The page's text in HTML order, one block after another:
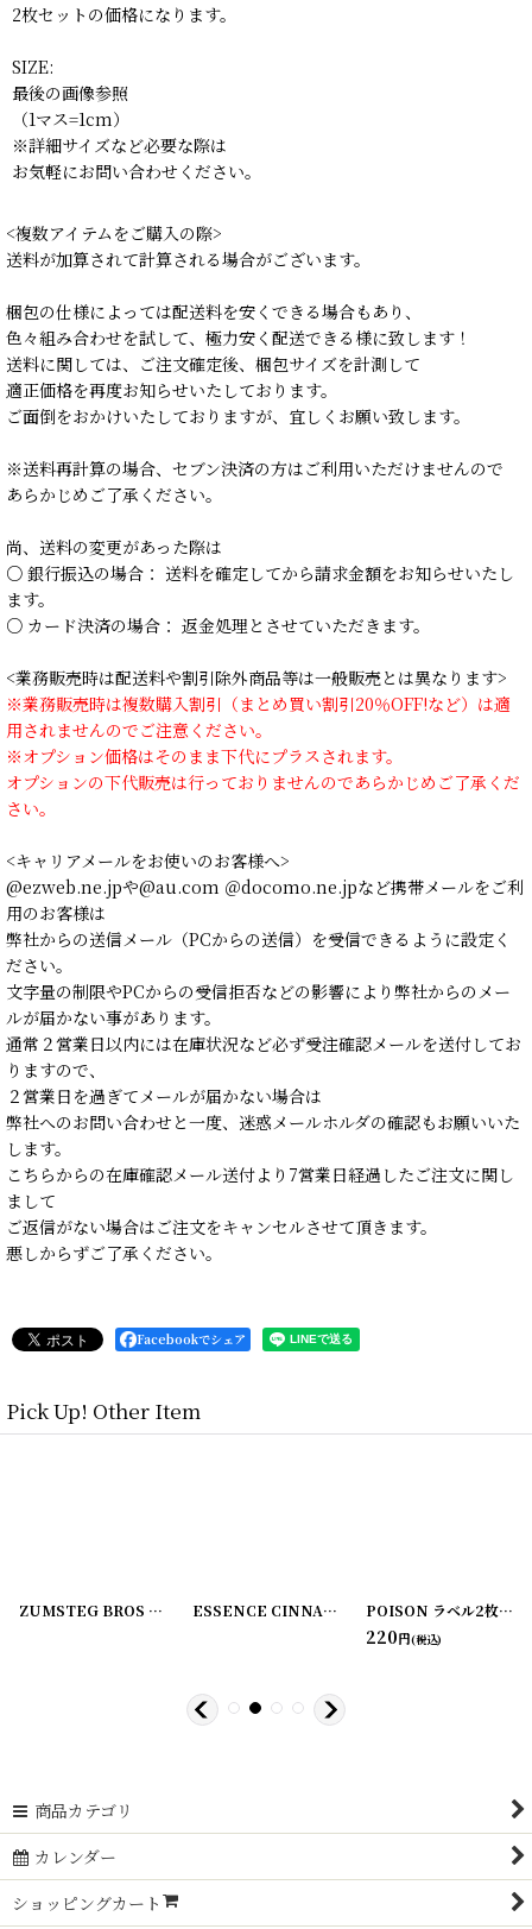
2枚セットの価格になります。
SIZE:
最後の画像参照
（1マス=1cm）
※詳細サイズなど必要な際は
お気軽にお問い合わせください。
<複数アイテムをご購入の際>
送料が加算されて計算される場合がございます。
梱包の仕様によっては配送料を安くできる場合もあり、
色々組み合わせを試して、極力安く配送できる様に致します！
送料に関しては、ご注文確定後、梱包サイズを計測して
適正価格を再度お知らせいたしております。
ご面倒をおかけいたしておりますが、宜しくお願い致します。
※送料再計算の場合、セブン決済の方はご利用いただけませんので
あらかじめご了承ください。
尚、送料の変更があった際は
○ 銀行振込の場合： 送料を確定してから請求金額をお知らせいたし
ます。
○ カード決済の場合： 返金処理とさせていただきます。
<業務販売時は配送料や割引除外商品等は一般販売とは異なります>
※業務販売時は複数購入割引（まとめ買い割引20％OFF!など）は適
用されませんのでご注意ください。
※オプション価格はそのまま下代にプラスされます。
オプションの下代販売は行っておりませんのであらかじめご了承くだ
さい。
<キャリアメールをお使いのお客様へ>
@ezweb.ne.jpや@au.com ＠docomo.ne.jpなど携帯メールをご利
用のお客様は
弊社からの送信メール（PCからの送信）を受信できるように設定く
ださい。
文字量の制限やPCからの受信拒否などの影響により弊社からのメー
ルが届かない事があります。
通常２営業日以内には在庫状況など必ず受注確認メールを送付してお
りますので、
２営業日を過ぎてメールが届かない場合は
弊社へのお問い合わせと一度、迷惑メールホルダの確認もお願いいた
します。
こちらからの在庫確認メール送付より7営業日経過したご注文に関し
まして
ご返信がない場合はご注文をキャンセルさせて頂きます。
悪しからずご了承ください。
Facebookでシェア
Pick Up! Other Item
220107-2] 220107-3]
ZUMSTEG BROS ラベル2枚セット [ 220107-4]
ESSENCE CINNAMON ラベル2枚セット C.M. VAN FLEET POISON ラベル2枚セット ZUMSTEG BROS
220円(税込)
商品カテゴリ
カレンダー
ショッピングカート